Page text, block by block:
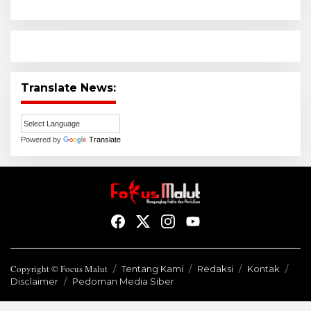
Translate News:
Powered by Translate
Copyright © Focus Malut Tentang Kami Redaksi
Kontak
Disclaimer
Pedoman Media Siber